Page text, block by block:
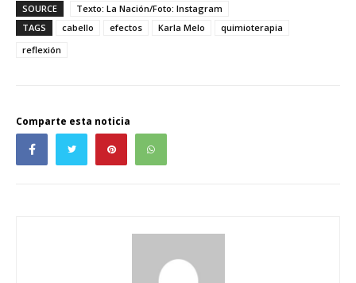
SOURCE
Texto: La Nación/Foto: Instagram
TAGS
cabello efectos Karla Melo
quimioterapia
reflexión
Comparte esta noticia